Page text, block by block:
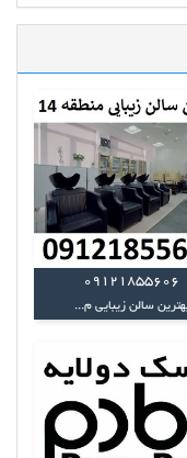
09121855606
سالن زیبایی م...